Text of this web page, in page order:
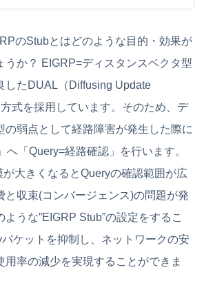
のStubとはどのような目的・効果が
うか？ EIGRP=ディスタンスベクタ型
したDUAL（Diffusing Update
式を採用しています。そのため、デ
の弱点として経路障害が発生した際に
へ「Query=経路確認」を行います。
大きくなるとQueryの確認範囲が広
と収束(コンバージェンス)の問題が発
うな”EIGRP Stub”の設定をするこ
ケットを抑制し、ネットワークの安
用率の減少を実現することができま